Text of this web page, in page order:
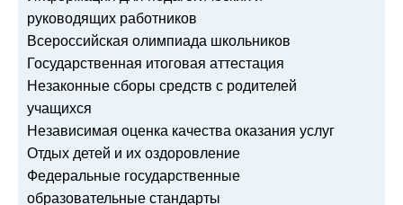
руководящих работников
Всероссийская олимпиада школьников
Государственная итоговая аттестация
Незаконные сборы средств с родителей
учащихся
Независимая оценка качества оказания услуг
Отдых детей и их оздоровление
Федеральные государственные
образовательные стандарты